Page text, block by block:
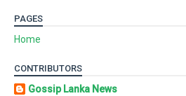
PAGES
Home
CONTRIBUTORS
Gossip Lanka News